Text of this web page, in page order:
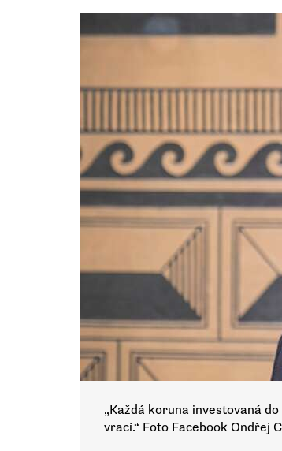
„Každá koruna investovaná
vrací.“ Foto Facebook Ondřej